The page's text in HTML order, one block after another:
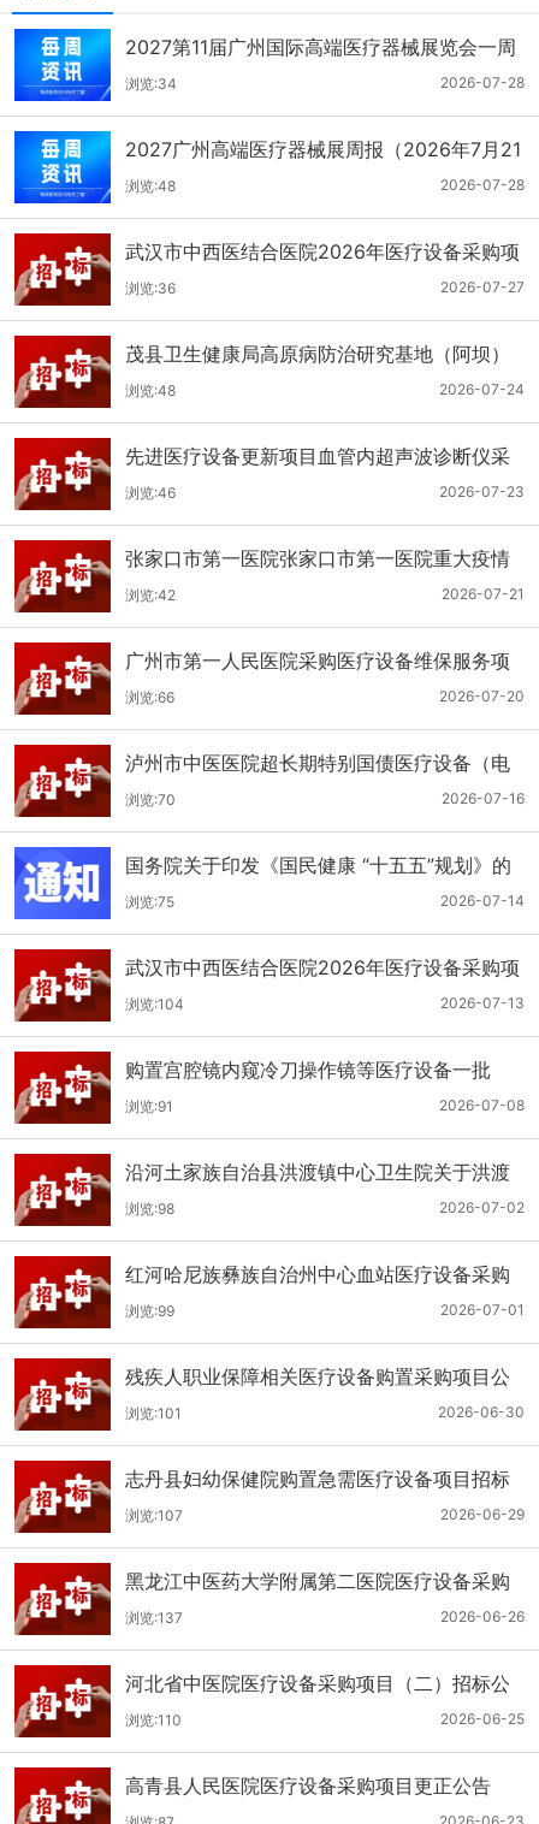
2027第11届广州国际高端医疗器械展览会一周
报（7.22-7.28）
2026-07-28
浏览:34
2027广州高端医疗器械展周报（2026年7月21
-27日）
2026-07-28
浏览:48
武汉市中西医结合医院2026年医疗设备采购项
目三十三公开招标公告
2026-07-27
浏览:36
茂县卫生健康局高原病防治研究基地（阿坝）
手术、急救及生命支持类医疗设备购置项目招
标公告
2026-07-24
浏览:48
先进医疗设备更新项目血管内超声波诊断仪采
购（三次）公开招标公告
2026-07-23
浏览:46
张家口市第一医院张家口市第一医院重大疫情
救治基地手术室及重症监护室医疗设备采购项
目更正公告
2026-07-21
浏览:42
广州市第一人民医院采购医疗设备维保服务项
目（2026年第1批）(二次)（项目编号：GZSY-
2026FW-06）采购更正公告
2026-07-20
浏览:66
泸州市中医医院超长期特别国债医疗设备（电
子胃肠镜系统）采购更正公告（第二次）2026-07-16
浏览:70
国务院关于印发《国民健康 “十五五”规划》的
通知
2026-07-14
浏览:75
武汉市中西医结合医院2026年医疗设备采购项
目四公开招标公告
2026-07-13
浏览:104
购置宫腔镜内窥冷刀操作镜等医疗设备一批
（双盲+远程异地+分散）
2026-07-08
浏览:91
沿河土家族自治县洪渡镇中心卫生院关于洪渡
镇中心卫生院县域医疗次中心医疗设备采购项
目的公开招标公告
2026-07-02
浏览:98
红河哈尼族彝族自治州中心血站医疗设备采购
（二次）公开招标公告
2026-07-01
浏览:99
残疾人职业保障相关医疗设备购置采购项目公
开招标招标公告
2026-06-30
浏览:101
志丹县妇幼保健院购置急需医疗设备项目招标
公告
2026-06-29
浏览:107
黑龙江中医药大学附属第二医院医疗设备采购
(二次)招标公告
2026-06-26
浏览:137
河北省中医院医疗设备采购项目（二）招标公
告
2026-06-25
浏览:110
高青县人民医院医疗设备采购项目更正公告